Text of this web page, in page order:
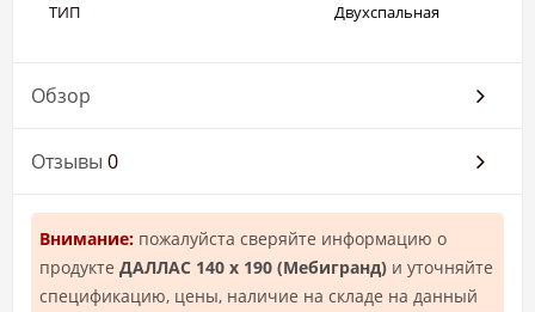
ТИП
Двухспальная
Обзор
Отзывы 0
Внимание: пожалуйста сверяйте информацию о
продукте ДАЛЛАС 140 х 190 (Mебигранд) и уточняйте
спецификацию, цены, наличие на складе на данный